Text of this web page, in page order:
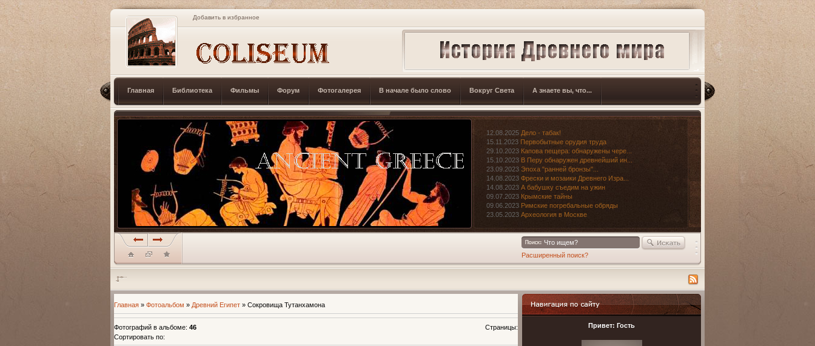
Добавить в избранное
Главная Библиотека Фильмы Форум Фотогалерея В начале было слово Вокруг Света А знаете вы, что...
12.08.2025 Дело - табак!
15.11.2023 Первобытные орудия труда
29.10.2023 Капова пещера: обнаружены чере...
15.10.2023 В Перу обнаружен древнейший ин...
23.09.2023 Эпоха "ранней бронзы"...
14.08.2023 Фрески и мозаики Древнего Изра...
14.08.2023 А бабушку съедим на ужин
09.07.2023 Крымские тайны
09.06.2023 Римские погребальные обряды
23.05.2023 Археология в Москве
Расширенный поиск?
Привет: Гость
Главная » Фотоальбом » Древний Египет » Сокровища Тутанхамона
Фотографий в альбоме: 46 Страницы:
Сортировать по: